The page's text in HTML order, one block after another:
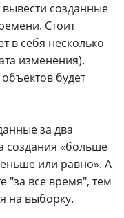
вывести созданные
Стоит
в себя несколько
изменения).
будет
за два
создания «больше
или равно». А
"за все время", тем
на выборку.